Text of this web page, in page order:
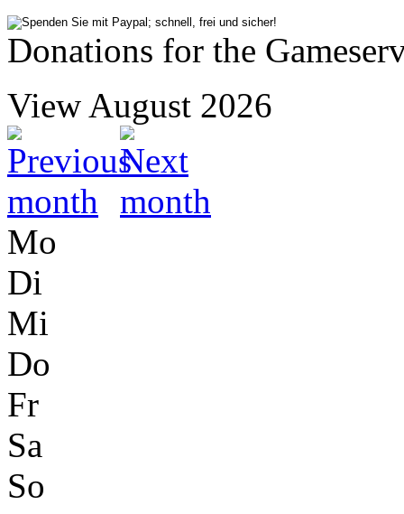
Donations for the
View August 2026
Mo
Di
Mi
Do
Fr
Sa
So